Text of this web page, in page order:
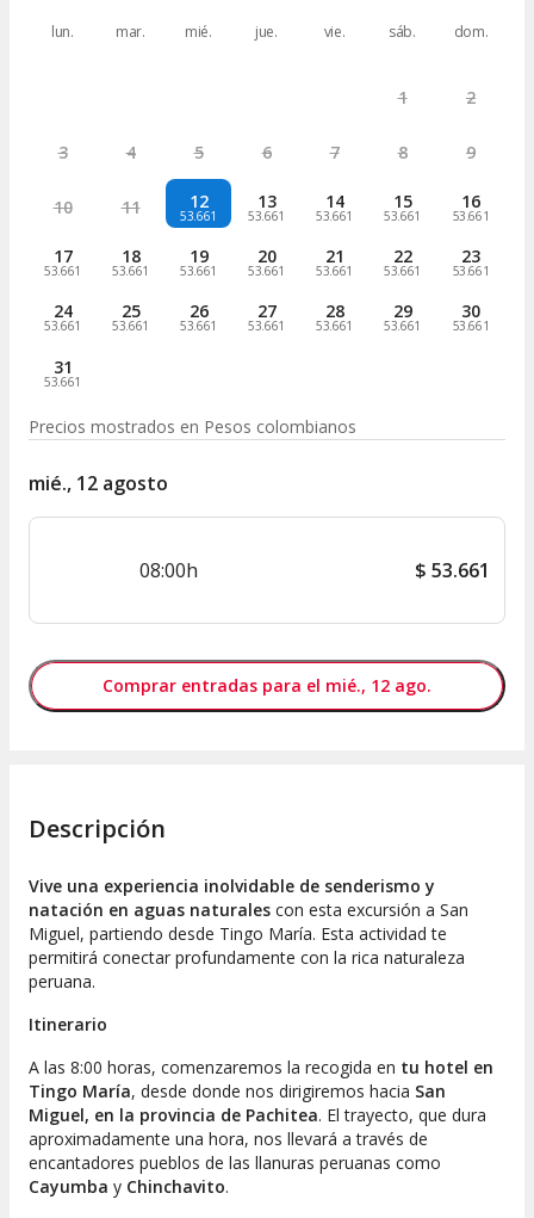
lun. mar. mié. jue. vie. sáb. dom.
1 2
3 4 5 6 7 8 9
10 11 12
53.661
13
53.661
14
53.661
15
53.661
16
53.661
17
53.661
18
53.661
19
53.661
20
53.661
21
53.661
22
53.661
23
53.661
24
53.661
25
53.661
26
53.661
27
53.661
28
53.661
29
53.661
30
53.661
31
53.661
Precios mostrados en Pesos colombianos
mié., 12 agosto
08:00h $ 53.661
Comprar entradas para el mié., 12 ago.
Descripción
Vive una experiencia inolvidable de senderismo y
natación en aguas naturales con esta excursión a San
Miguel, partiendo desde Tingo María. Esta actividad te
permitirá conectar profundamente con la rica naturaleza
peruana.
Itinerario
A las 8:00 horas, comenzaremos la recogida en tu hotel en
Tingo María, desde donde nos dirigiremos hacia San
Miguel, en la provincia de Pachitea. El trayecto, que dura
aproximadamente una hora, nos llevará a través de
encantadores pueblos de las llanuras peruanas como
Cayumba y Chinchavito.